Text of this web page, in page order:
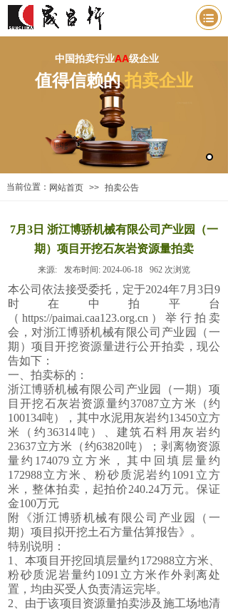
中国拍卖行业AA级企业
值得信赖的拍卖企业
网站首页 >> 拍卖公告
当前位置：
7月3日 浙江博骄机械有限公司产业园（一
期）项目开挖石灰岩资源量拍卖
来源: 发布时间: 2024-06-18 962 次浏览
本公司依法接受委托，定于2024年7月3日9
时在中拍平台
（https://paimai.caa123.org.cn）举行拍卖
会，对浙江博骄机械有限公司产业园（一
期）项目开挖资源量进行公开拍卖，现公
告如下：
一、拍卖标的：
浙江博骄机械有限公司产业园（一期）项
目开挖石灰岩资源量约37087立方米（约
100134吨），其中水泥用灰岩约13450立方
米（约36314吨）、建筑石料用灰岩约
23637立方米（约63820吨）；剥离物资源
量约174079立方米，其中回填层量约
172988立方米、粉砂质泥岩约1091立方
米，整体拍卖，起拍价240.24万元。保证
金100万元
附《浙江博骄机械有限公司产业园（一
期）项目拟开挖土石方量估算报告》。
特别说明：
1、本项目开挖回填层量约172988立方米、
粉砂质泥岩量约1091立方米作外剥离处
置，均由买受人负责清运完毕。
2、由于该项目资源量拍卖涉及施工场地清